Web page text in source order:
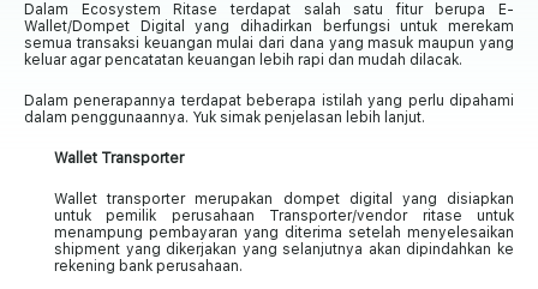
Dalam Ecosystem Ritase terdapat salah satu fitur berupa E-
Wallet/Dompet Digital yang dihadirkan berfungsi untuk merekam
semua transaksi keuangan mulai dari dana yang masuk maupun yang
keluar agar pencatatan keuangan lebih rapi dan mudah dilacak.
Dalam penerapannya terdapat beberapa istilah yang perlu dipahami
dalam penggunaannya. Yuk simak penjelasan lebih lanjut.
Wallet Transporter
Wallet transporter merupakan dompet digital yang disiapkan
untuk pemilik perusahaan Transporter/vendor ritase untuk
menampung pembayaran yang diterima setelah menyelesaikan
shipment yang dikerjakan yang selanjutnya akan dipindahkan ke
rekening bank perusahaan.